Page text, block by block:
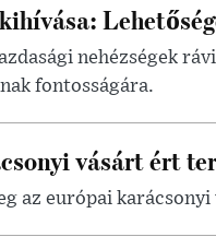
nehézségek
fontosságára.
vásárt ért
az európai